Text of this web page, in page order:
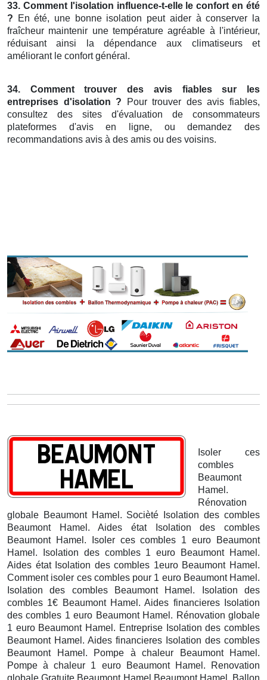
33. Comment l'isolation influence-t-elle le confort en été
? En été, une bonne isolation peut aider à conserver la
fraîcheur maintenir une température agréable à l'intérieur,
réduisant ainsi la dépendance aux climatiseurs et
améliorant le confort général.
34. Comment trouver des avis fiables sur les
entreprises d'isolation ? Pour trouver des avis fiables,
consultez des sites d'évaluation de consommateurs
plateformes d'avis en ligne, ou demandez des
recommandations avis à des amis ou des voisins.
Isoler ces
combles
Beaumont
Hamel.
Rénovation
globale Beaumont Hamel. Socièté Isolation des combles
Beaumont Hamel. Aides état Isolation des combles
Beaumont Hamel. Isoler ces combles 1 euro Beaumont
Hamel. Isolation des combles 1 euro Beaumont Hamel.
Aides état Isolation des combles 1euro Beaumont Hamel.
Comment isoler ces combles pour 1 euro Beaumont Hamel.
Isolation des combles Beaumont Hamel. Isolation des
combles 1€ Beaumont Hamel. Aides financieres Isolation
des combles 1 euro Beaumont Hamel. Rénovation globale
1 euro Beaumont Hamel. Entreprise Isolation des combles
Beaumont Hamel. Aides financieres Isolation des combles
Beaumont Hamel. Pompe à chaleur Beaumont Hamel.
Pompe à chaleur 1 euro Beaumont Hamel. Renovation
globale Gratuite Beaumont Hamel Beaumont Hamel. Ballon